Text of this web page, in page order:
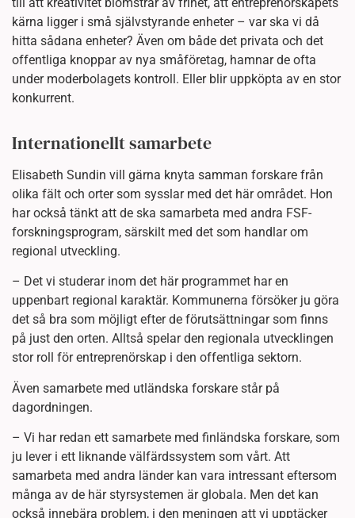
kärna ligger i små självstyrande enheter – var ska vi då
hitta sådana enheter? Även om både det privata och det
offentliga knoppar av nya småföretag, hamnar de ofta
under moderbolagets kontroll. Eller blir uppköpta av en stor
konkurrent.
Internationellt samarbete
Elisabeth Sundin vill gärna knyta samman forskare från
olika fält och orter som sysslar med det här området. Hon
har också tänkt att de ska samarbeta med andra FSF-
forskningsprogram, särskilt med det som handlar om
regional utveckling.
– Det vi studerar inom det här programmet har en
uppenbart regional karaktär. Kommunerna försöker ju göra
det så bra som möjligt efter de förutsättningar som finns
på just den orten. Alltså spelar den regionala utvecklingen
stor roll för entreprenörskap i den offentliga sektorn.
Även samarbete med utländska forskare står på
dagordningen.
– Vi har redan ett samarbete med finländska forskare, som
ju lever i ett liknande välfärdssystem som vårt. Att
samarbeta med andra länder kan vara intressant eftersom
många av de här styrsystemen är globala. Men det kan
också innebära problem, i den meningen att vi upptäcker